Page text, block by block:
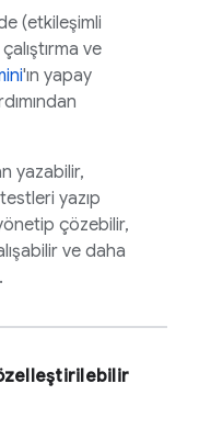
(etkileşimli
ve
'ın yapay
yazabilir,
yazıp
yönetip çözebilir,
ve daha